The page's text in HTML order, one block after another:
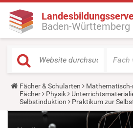
Baden-Württemberg
Fach
Y
o
u
a
Fächer & Schularten
Fächer
Physik
Selbstinduktion
Praktikum zur